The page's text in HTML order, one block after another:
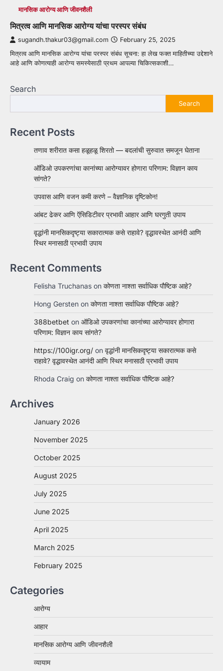
मानसिक आरोग्य आणि जीवनशैली
मित्रत्व आणि मानसिक आरोग्य यांचा परस्पर संबंध
sugandh.thakur03@gmail.com February 25, 2025
मित्रत्व आणि मानसिक आरोग्य यांचा परस्पर संबंध सूचना: हा लेख फक्त माहितीच्या उद्देशाने
आहे आणि कोणत्याही आरोग्य समस्येसाठी प्रथम आपल्या चिकित्सकाशी…
Search
Search
Recent Posts
तणाव शरीरात कसा हळूहळू शिरतो — बदलांची सुरुवात समजून घेताना
ऑडिओ उपकरणांचा कानांच्या आरोग्यावर होणारा परिणाम: विज्ञान काय
सांगते?
उपवास आणि वजन कमी करणे – वैज्ञानिक दृष्टिकोन!
आंबट ढेकर आणि ऍसिडिटीवर प्रभावी आहार आणि घरगुती उपाय
वृद्धांनी मानसिकदृष्ट्या सकारात्मक कसे राहावे? वृद्धावस्थेत आनंदी आणि
स्थिर मनासाठी प्रभावी उपाय
Recent Comments
Felisha Truchanas on कोणता नाश्ता सर्वाधिक पौष्टिक आहे?
Hong Gersten on कोणता नाश्ता सर्वाधिक पौष्टिक आहे?
388betbet on ऑडिओ उपकरणांचा कानांच्या आरोग्यावर होणारा
परिणाम: विज्ञान काय सांगते?
https://100igr.org/ on वृद्धांनी मानसिकदृष्ट्या सकारात्मक कसे
राहावे? वृद्धावस्थेत आनंदी आणि स्थिर मनासाठी प्रभावी उपाय
Rhoda Craig on कोणता नाश्ता सर्वाधिक पौष्टिक आहे?
Archives
January 2026
November 2025
October 2025
August 2025
July 2025
June 2025
April 2025
March 2025
February 2025
Categories
आरोग्य
आहार
मानसिक आरोग्य आणि जीवनशैली
व्यायाम